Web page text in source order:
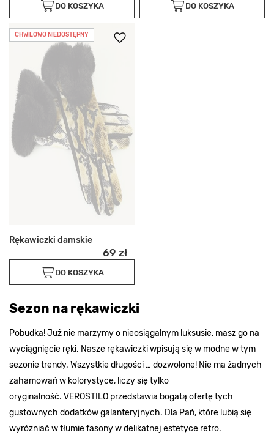
DO KOSZYKA DO KOSZYKA
CHWILOWO NIEDOSTĘPNY
Rękawiczki damskie
69 zł
DO KOSZYKA
Sezon na rękawiczki
Pobudka! Już nie marzymy o nieosiągalnym luksusie, masz go na
wyciągnięcie ręki. Nasze rękawiczki wpisują się w modne w tym
sezonie trendy. Wszystkie długości … dozwolone! Nie ma żadnych
zahamowań w kolorystyce, liczy się tylko
oryginalność. VEROSTILO przedstawia bogatą ofertę tych
gustownych dodatków galanteryjnych. Dla Pań, które lubią się
wyróżniać w tłumie fasony w delikatnej estetyce retro.